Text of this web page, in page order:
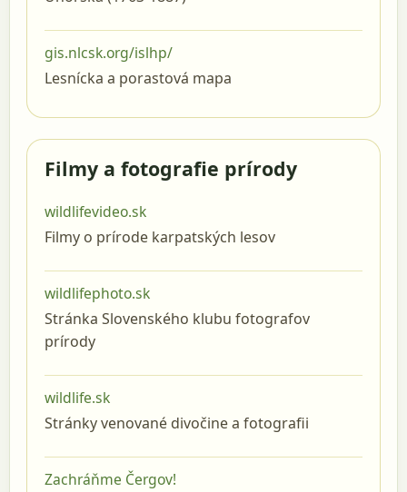
gis.nlcsk.org/islhp/
Lesnícka a porastová mapa
Filmy a fotografie prírody
wildlifevideo.sk
Filmy o prírode karpatských lesov
wildlifephoto.sk
Stránka Slovenského klubu fotografov
prírody
wildlife.sk
Stránky venované divočine a fotografii
Zachráňme Čergov!